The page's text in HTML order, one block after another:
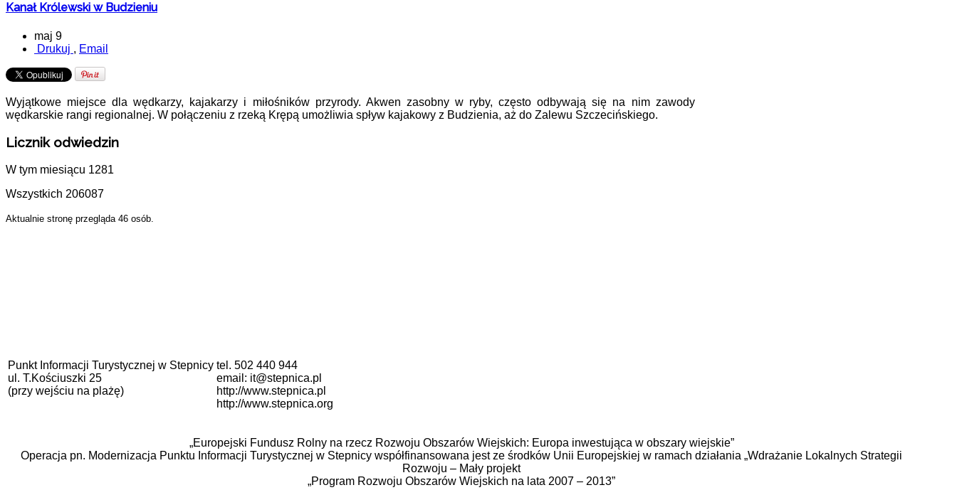
Kanał Królewski w Budzieniu
maj 9
Drukuj , Email
Wyjątkowe miejsce dla wędkarzy, kajakarzy i miłośników przyrody. Akwen zasobny w ryby, często odbywają się na nim zawody
wędkarskie rangi regionalnej. W połączeniu z rzeką Krępą umożliwia spływ kajakowy z Budzienia, aż do Zalewu Szczecińskiego.
Licznik odwiedzin
W tym miesiącu 1281
Wszystkich 206087
Aktualnie stronę przegląda 46 osób.
Punkt Informacji Turystycznej w Stepnicy
ul. T.Kościuszki 25
(przy wejściu na plażę)
tel. 502 440 944
email: it@stepnica.pl
http://www.stepnica.pl
http://www.stepnica.org
„Europejski Fundusz Rolny na rzecz Rozwoju Obszarów Wiejskich: Europa inwestująca w obszary wiejskie”
Operacja pn. Modernizacja Punktu Informacji Turystycznej w Stepnicy współfinansowana jest ze środków Unii Europejskiej w ramach działania „Wdrażanie Lokalnych Strategii
Rozwoju – Mały projekt
„Program Rozwoju Obszarów Wiejskich na lata 2007 – 2013”